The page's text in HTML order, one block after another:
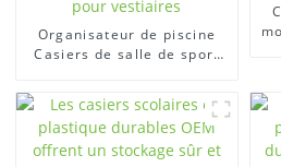
Organisateur de piscine
Casiers de salle de sport